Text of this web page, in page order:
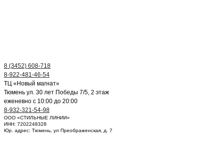
8 (3452) 608-718
8-922-481-46-54
ТЦ «Новый магнат»
Тюмень ул. 30 лет Победы 7/5, 2 этаж
еженевно с 10:00 до 20:00
8-932-321-54-98
ООО «СТИЛЬНЫЕ ЛИНИИ»
ИНН: 7202248328
Юр. адрес: Тюмень, ул Преображенская, д. 7